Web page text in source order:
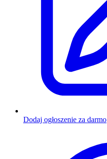
Dodaj ogłoszenie za darmo